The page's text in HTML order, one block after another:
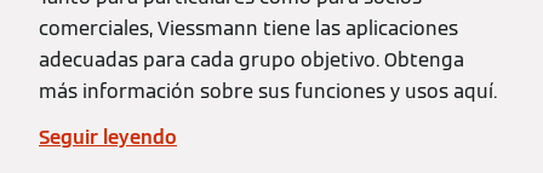
comerciales, Viessmann tiene las aplicaciones
adecuadas para cada grupo objetivo. Obtenga
más información sobre sus funciones y usos aquí.
Seguir leyendo